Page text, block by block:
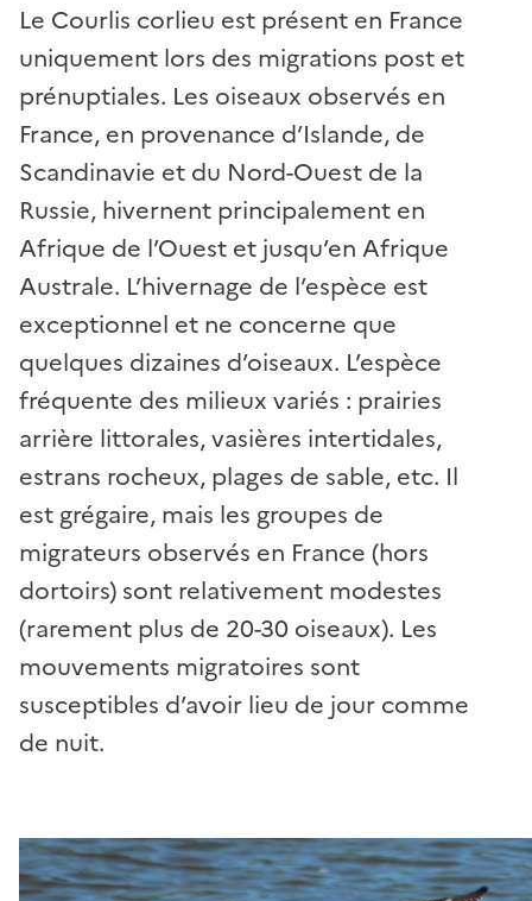
Le Courlis corlieu est présent en France
uniquement lors des migrations post et
prénuptiales. Les oiseaux observés en
France, en provenance d’Islande, de
Scandinavie et du Nord-Ouest de la
Russie, hivernent principalement en
Afrique de l’Ouest et jusqu’en Afrique
Australe. L’hivernage de l’espèce est
exceptionnel et ne concerne que
quelques dizaines d’oiseaux. L’espèce
fréquente des milieux variés : prairies
arrière littorales, vasières intertidales,
estrans rocheux, plages de sable, etc. Il
est grégaire, mais les groupes de
migrateurs observés en France (hors
dortoirs) sont relativement modestes
(rarement plus de 20-30 oiseaux). Les
mouvements migratoires sont
susceptibles d’avoir lieu de jour comme
de nuit.